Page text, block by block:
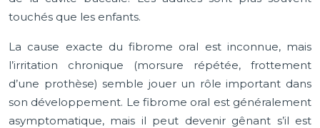
touchés que les enfants.
La cause exacte du fibrome oral est inconnue, mais
l’irritation chronique (morsure répétée, frottement
d’une prothèse) semble jouer un rôle important dans
son développement. Le fibrome oral est généralement
asymptomatique, mais il peut devenir gênant s’il est